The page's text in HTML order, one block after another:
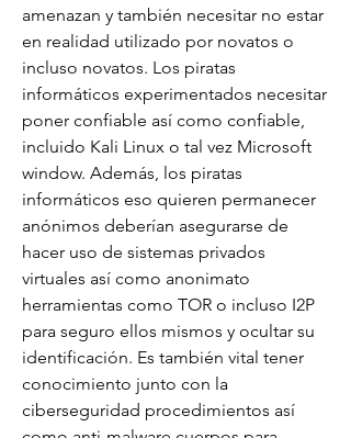
amenazan y también necesitar no estar
en realidad utilizado por novatos o
incluso novatos. Los piratas
informáticos experimentados necesitar
poner confiable así como confiable,
incluido Kali Linux o tal vez Microsoft
window. Además, los piratas
informáticos eso quieren permanecer
anónimos deberían asegurarse de
hacer uso de sistemas privados
virtuales así como anonimato
herramientas como TOR o incluso I2P
para seguro ellos mismos y ocultar su
identificación. Es también vital tener
conocimiento junto con la
ciberseguridad procedimientos así